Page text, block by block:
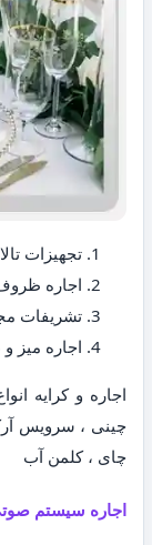
تجهیزات
اجاره
تشریفات
اجاره میز
اجاره و کرایه
چینی ، سرویس
چای ، کلمن آب
اجاره سیستم